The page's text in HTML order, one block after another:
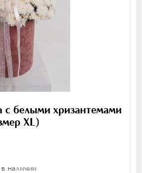
с белыми хризантемами
XL)
наличии